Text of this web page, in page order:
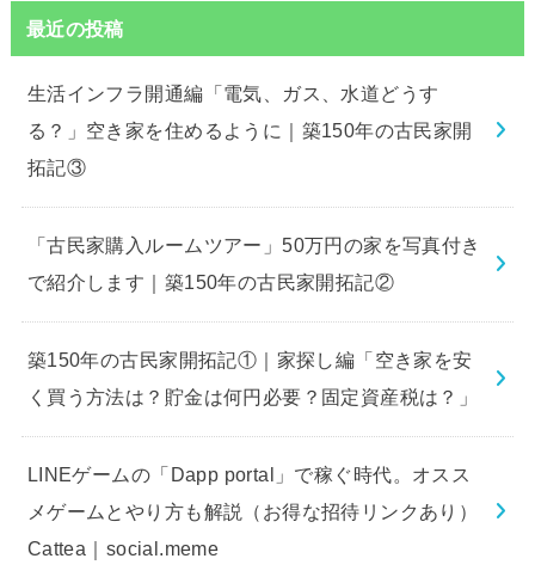
最近の投稿
生活インフラ開通編「電気、ガス、水道どうす
る？」空き家を住めるように｜築150年の古民家開
拓記③
「古民家購入ルームツアー」50万円の家を写真付き
で紹介します｜築150年の古民家開拓記②
築150年の古民家開拓記①｜家探し編「空き家を安
く買う方法は？貯金は何円必要？固定資産税は？」
LINEゲームの「Dapp portal」で稼ぐ時代。オスス
メゲームとやり方も解説（お得な招待リンクあり）
Cattea｜social.meme